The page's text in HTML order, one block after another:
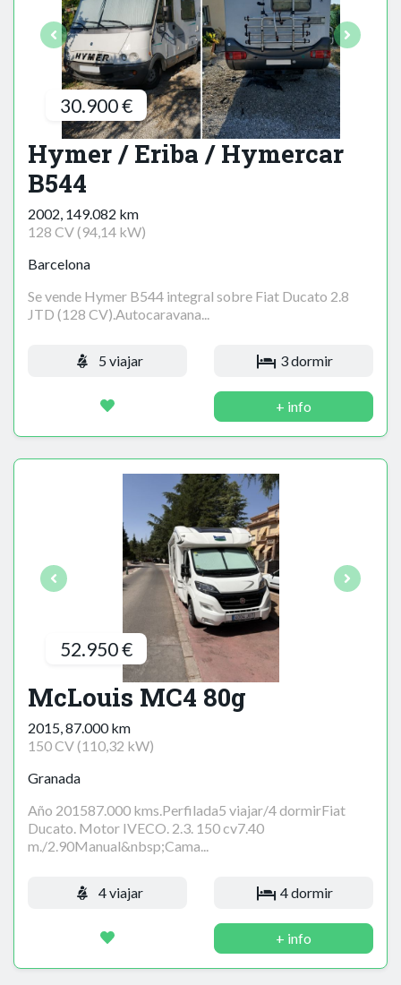
30.900 €
Hymer / Eriba / Hymercar
B544
2002, 149.082 km
128 CV (94,14 kW)
Barcelona
Se vende Hymer B544 integral sobre Fiat Ducato 2.8
JTD (128 CV).Autocaravana...
5 viajar 3 dormir
+ info
52.950 €
McLouis MC4 80g
2015, 87.000 km
150 CV (110,32 kW)
Granada
Año 201587.000 kms.Perfilada5 viajar/4 dormirFiat
Ducato. Motor IVECO. 2.3. 150 cv7.40
m./2.90Manual&nbsp;Cama...
4 viajar 4 dormir
+ info